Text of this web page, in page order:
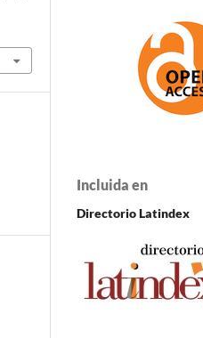
Incluida en
Directorio Latindex